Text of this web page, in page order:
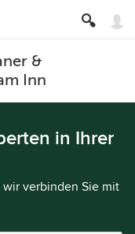
&
Inn
in Ihrer
verbinden Sie mit